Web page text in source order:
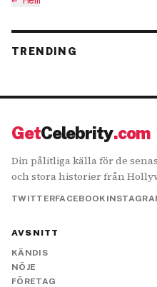
TRENDING
GetCelebrity.com
Din pålitliga källa för de
och stora historier från
TWITTERFACEBOOK
AVSNITT
KÄNDIS
NÖJE
FÖRETAG